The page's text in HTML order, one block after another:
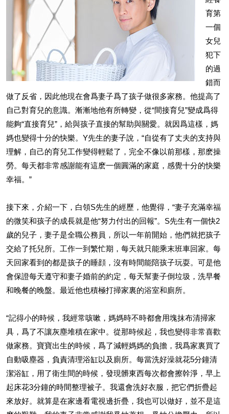
育第
一個
女兒
犯下
的過
錯而
做了反省，因此他現在會爲妻子爲了孩子做很多家務。他提高了
自己對育兒的意識。漸漸地他有所轉變，從“間接育兒”變成爲得
能夠“直接育兒”，給與孩子直接的幫助與關愛。就因爲這樣，媽
媽也變得十分的快樂。Y先生的妻子說，“自從有了丈夫的支持與
理解，自己的育兒工作變得輕鬆了，完全不像以前那樣，那麽操
勞。每天都非常感謝能有這麽一個圓滿的家庭，感覺十分的快樂
幸福。”
接下來，介紹一下，白領S先生的經歷，他覺得，“妻子充滿幸福
的微笑和孩子的成長就是他“努力付出的回報”。S先生有一個快2
歲的兒子，妻子是全職公務員，所以一年前開始，他們就把孩子
交給了托兒所。工作一到繁忙期，每天就只能乘末班車回家。每
天回家看到的都是孩子的睡顔，沒有時間能陪孩子玩耍。可是他
會保證每天遵守和妻子婚前的約定，每天幫妻子倒垃圾，洗早餐
和晚餐的晚盤。最近他也積極打掃家裏的浴室和廁所。
“記得小的時候，我經常咳嗽，媽媽時不時都會用塊抹布清掃家
具，爲了不讓灰塵堆積在家中。從那時候起，我也變得非常喜歡
做家務。寶寶出生的時候，爲了減輕媽媽的負擔，我爲家裏買了
自動吸塵器，負責清理浴缸以及廁所。每當洗好澡就花5分鐘清
潔浴缸，用了衛生間的時候，發現髒東西每次都會擦幹淨，早上
起床花3分鐘的時間整理被子。我還會洗好衣服，把它們折疊起
來放好。就算是在家邊看電視邊折疊，我也可以做好，並不是這